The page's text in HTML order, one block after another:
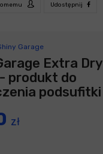
Udostępnij
Garage
Extra Dry
produkt do
podsufitki
zł